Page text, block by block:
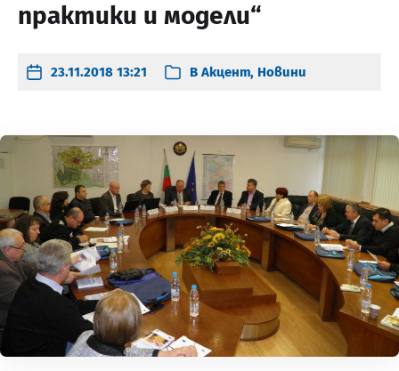
практики и модели“
23.11.2018 13:21 В Акцент, Новини